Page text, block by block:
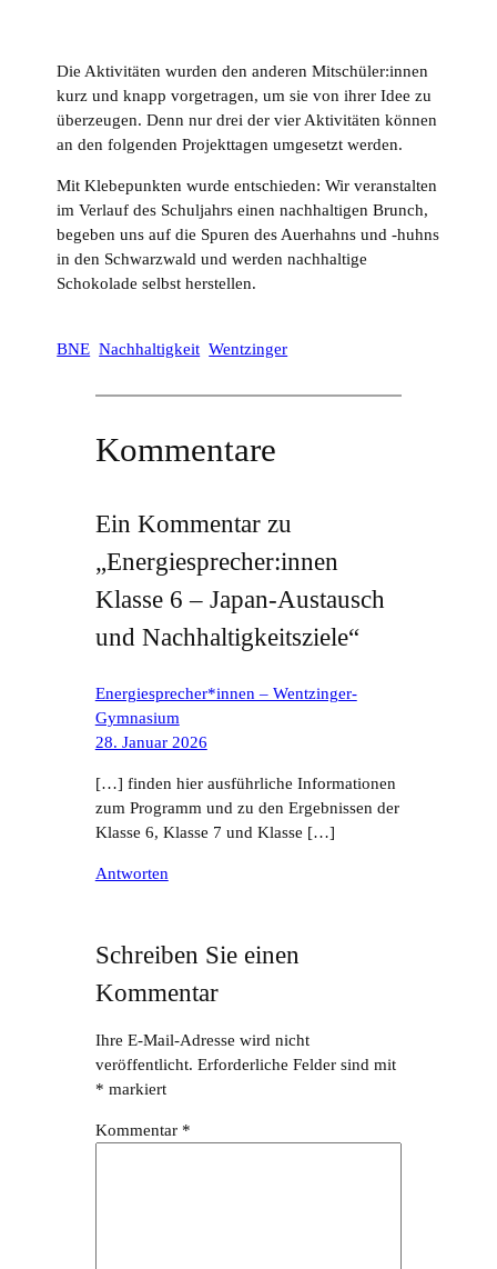
Die Aktivitäten wurden den anderen Mitschüler:innen
kurz und knapp vorgetragen, um sie von ihrer Idee zu
überzeugen. Denn nur drei der vier Aktivitäten können
an den folgenden Projekttagen umgesetzt werden.
Mit Klebepunkten wurde entschieden: Wir veranstalten
im Verlauf des Schuljahrs einen nachhaltigen Brunch,
begeben uns auf die Spuren des Auerhahns und -huhns
in den Schwarzwald und werden nachhaltige
Schokolade selbst herstellen.
BNE Nachhaltigkeit Wentzinger
Kommentare
Ein Kommentar zu
„Energiesprecher:innen
Klasse 6 – Japan-Austausch
und Nachhaltigkeitsziele“
Energiesprecher*innen – Wentzinger-
Gymnasium
28. Januar 2026
[…] finden hier ausführliche Informationen
zum Programm und zu den Ergebnissen der
Klasse 6, Klasse 7 und Klasse […]
Antworten
Schreiben Sie einen
Kommentar
Ihre E-Mail-Adresse wird nicht
veröffentlicht. Erforderliche Felder sind mit
* markiert
Kommentar *